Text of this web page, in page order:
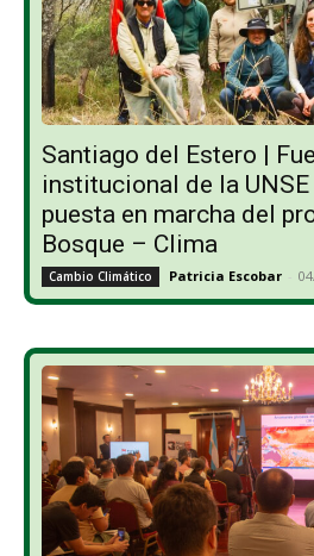
Santiago del Estero |
institucional de la UNSE
puesta en marcha del
Bosque – Clima
Cambio Climático Patricia Escobar -